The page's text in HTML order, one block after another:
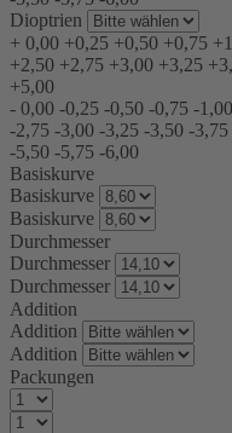
Dioptrien
+ 0,00 +0,25 +0,50 +0,75
+2,50 +2,75 +3,00 +3,25
+5,00
- 0,00 -0,25 -0,50 -0,75 -1,00
-2,75 -3,00 -3,25 -3,50 -3,75
-5,50 -5,75 -6,00
Basiskurve
Basiskurve
Basiskurve
Durchmesser
Durchmesser
Durchmesser
Addition
Addition
Addition
Packungen